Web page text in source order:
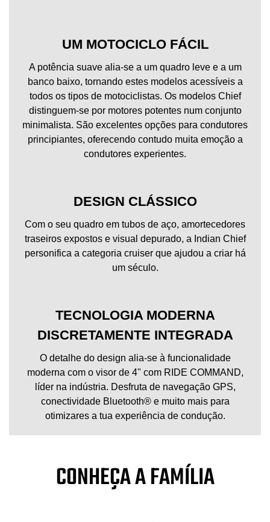
UM MOTOCICLO FÁCIL
A potência suave alia-se a um quadro leve e a um
banco baixo, tornando estes modelos acessíveis a
todos os tipos de motociclistas. Os modelos Chief
distinguem-se por motores potentes num conjunto
minimalista. São excelentes opções para condutores
principiantes, oferecendo contudo muita emoção a
condutores experientes.
DESIGN CLÁSSICO
Com o seu quadro em tubos de aço, amortecedores
traseiros expostos e visual depurado, a Indian Chief
personifica a categoria cruiser que ajudou a criar há
um século.
TECNOLOGIA MODERNA
DISCRETAMENTE INTEGRADA
O detalhe do design alia-se à funcionalidade
moderna com o visor de 4" com RIDE COMMAND,
líder na indústria. Desfruta de navegação GPS,
conectividade Bluetooth® e muito mais para
otimizares a tua experiência de condução.
CONHEÇA A FAMÍLIA